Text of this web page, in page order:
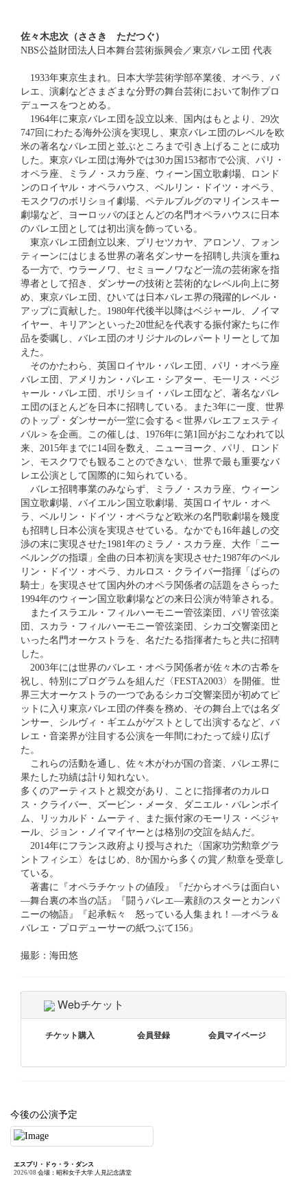
佐々木忠次（ささき ただつぐ）
NBS公益財団法人日本舞台芸術振興会／東京バレエ団 代表
1933年東京生まれ。日本大学芸術学部卒業後、オペラ、バ
レエ、演劇などさまざまな分野の舞台芸術において制作プロ
デュースをつとめる。
1964年に東京バレエ団を設立以来、国内はもとより、29次
747回にわたる海外公演を実現し、東京バレエ団のレベルを欧
米の著名なバレエ団と並ぶところまで引き上げることに成功
した。東京バレエ団は海外では30カ国153都市で公演、パリ・
オペラ座、ミラノ・スカラ座、ウィーン国立歌劇場、ロンド
ンのロイヤル・オペラハウス、ベルリン・ドイツ・オペラ、
モスクワのボリショイ劇場、ペテルブルグのマリインスキー
劇場など、ヨーロッパのほとんどの名門オペラハウスに日本
のバレエ団としては初出演を飾っている。
東京バレエ団創立以来、プリセツカヤ、アロンソ、フォン
ティーンにはじまる世界の著名ダンサーを招聘し共演を重ね
る一方で、ウラーノワ、セミョーノワなど一流の芸術家を指
導者として招き、ダンサーの技術と芸術的なレベル向上に努
め、東京バレエ団、ひいては日本バレエ界の飛躍的レベル・
アップに貢献した。1980年代後半以降はベジャール、ノイマ
イヤー、キリアンといった20世紀を代表する振付家たちに作
品を委嘱し、バレエ団のオリジナルのレパートリーとして加
えた。
そのかたわら、英国ロイヤル・バレエ団、パリ・オペラ座
バレエ団、アメリカン・バレエ・シアター、モ一リス・ベジ
ャール・バレエ団、ボリショイ・バレエ団など、著名なバレ
エ団のほとんどを日本に招聘している。また3年に一度、世界
のトップ・ダンサーが一堂に会する＜世界バレエフェスティ
バル＞を企画。この催しは、1976年に第1回がおこなわれて以
来、2015年までに14回を数え、ニューヨーク、パリ、ロンド
ン、モスクワでも観ることのできない、世界で最も重要なバ
レエ公演として国際的に知られている。
バレエ招聘事業のみならず、ミラノ・スカラ座、ウィーン
国立歌劇場、バイエルン国立歌劇場、英国ロイヤル・オペ
ラ、ベルリン・ドイツ・オペラなど欧米の名門歌劇場を幾度
も招聘し日本公演を実現させている。なかでも16年越しの交
渉の末に実現させた1981年のミラノ・スカラ座、大作「ニー
ベルングの指環」全曲の日本初演を実現させた1987年のベル
リン・ドイツ・オペラ、カルロス・クライバー指揮「ばらの
騎士」を実現させて国内外のオペラ関係者の話題をさらった
1994年のウィーン国立歌劇場などの来日公演が特筆される。
またイスラエル・フィルハーモニー管弦楽団、パリ管弦楽
団、スカラ・フィルハーモニー管弦楽団、シカゴ交響楽団と
いった名門オーケストラを、名だたる指揮者たちと共に招聘
した。
2003年には世界のバレエ・オペラ関係者が佐々木の古希を
祝し、特別にプログラムを組んだ〈FESTA2003〉を開催。世
界三大オーケストラの一つであるシカゴ交響楽団が初めてピ
ットに入り東京バレエ団の伴奏を務め、その舞台上では名ダ
ンサー、シルヴィ・ギエムがゲストとして出演するなど、バ
レエ・音楽界が注目する公演を一年間にわたって繰り広げ
た。
これらの活動を通し、佐々木がわが国の音楽、バレエ界に
果たした功績は計り知れない。
多くのアーティストと親交があり、ことに指揮者のカルロ
ス・クライバー、ズービン・メータ、ダニエル・バレンボイ
ム、リッカルド・ムーティ、また振付家のモーリス・ベジャ
ール、ジョン・ノイマイヤーとは格別の交誼を結んだ。
2014年にフランス政府より授与された〈国家功労勲章グラ
ントフィシエ〉をはじめ、8か国から多くの賞／勲章を受章し
ている。
著書に『オペラチケットの値段』『だからオペラは面白い
―舞台裏の本当の話』『闘うバレエ―素顔のスターとカンパ
ニーの物語』『起承転々 怒っている人集まれ！―オペラ＆
バレエ・プロデューサーの紙つぶて156』
撮影：海田悠
Tweet
Webチケット
チケット購入 会員登録 会員マイページ
今後の公演予定
エスプリ・ドゥ・ラ・ダンス
2026/08 会場：昭和女子大学 人見記念講堂